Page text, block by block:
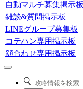
自動マルチ募集掲示板
雑談&質問掲示板
LINEグループ募集板
コテハン専用掲示板
顔合わせ専用掲示板